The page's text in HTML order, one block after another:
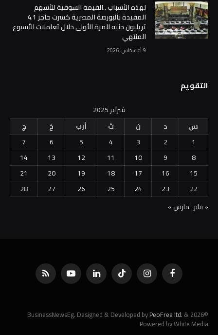
لهذه الأسباب ..القيمة السوقية للأسهم
المقيدة بالبورصة المصرية كسرت حاجز 4.1
تريليون جنيه للمرة الأولى خلال تعاملات الأسبوع
المنتهي
9 أغسطس، 2026
التقويم
فبراير 2025
س
د ن ث أرب خ
ج
1
2
3
4
5
6
7
8
9
10
11
12
13
14
15
16
17
18
19
20
21
22
23
24
25
26
27
28
« يناير مارس »
فيسبوك الانستغرامتيكتوك لينكدإن يوتيوب RSS
©2026 BusinessNewsEg. Designed & Developed by
PeoFree ltd. &
Powered by White Media